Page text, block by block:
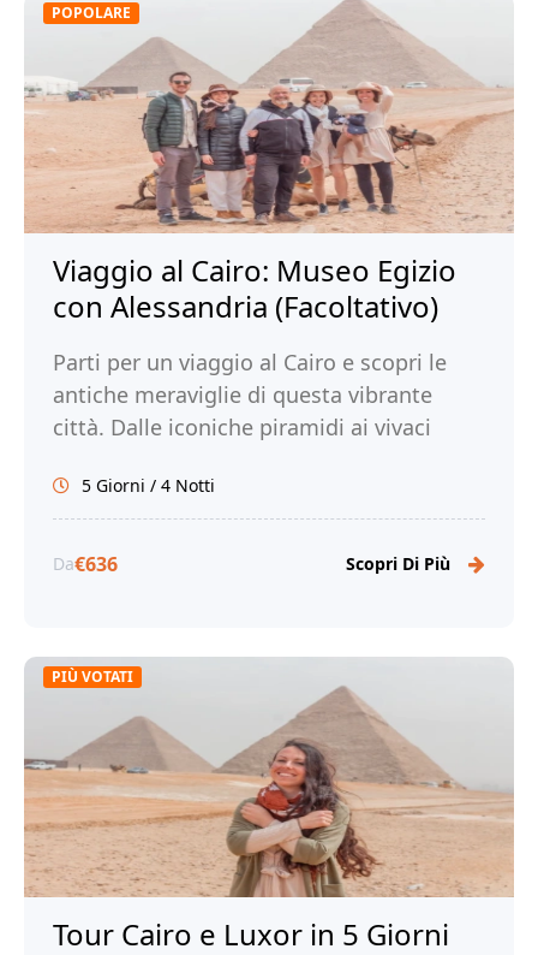
POPOLARE
Viaggio al Cairo: Museo Egizio
con Alessandria (Facoltativo)
Parti per un viaggio al Cairo e scopri le
antiche meraviglie di questa vibrante
città. Dalle iconiche piramidi ai vivaci
cultura del Cairo. Prenota ora il tuo
viaggio al Cairo con Tour Egitto!
5 Giorni / 4 Notti
Da€636 Scopri Di Più
PIÙ VOTATI
Tour Cairo e Luxor in 5 Giorni